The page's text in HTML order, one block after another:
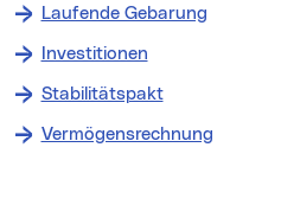
Laufende Gebarung
Investitionen
Stabilitätspakt
Vermögensrechnung